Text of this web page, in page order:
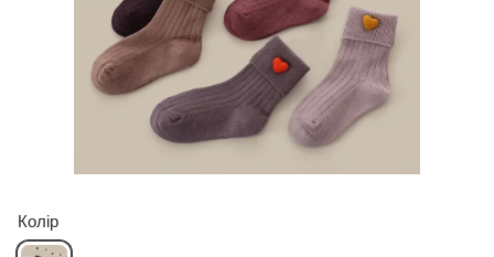
Колір